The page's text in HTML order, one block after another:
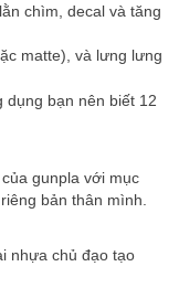
chìm, decal và tăng
matte), và lưng lưng
gunpla với mục
bản thân mình.
nhựa chủ đạo tạo